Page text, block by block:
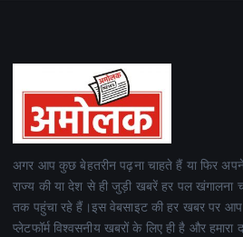
अगर आप कुछ बेहतरीन पढ़ना चाहते हैं या फिर
राज्य की या देश से ही जुड़ी खबरें हर पल खंगालना
तक पहुंचा रहे हैं।इस वेबसाइट की हर खबर पर आप
प्लेटफॉर्म विश्वसनीय खबरों के लिए ही है और